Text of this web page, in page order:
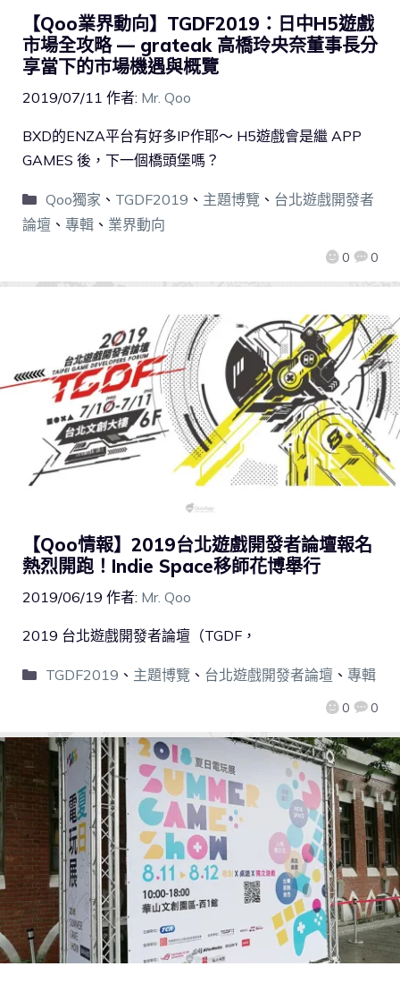
【Qoo業界動向】TGDF2019：日中H5遊戲
市場全攻略 — grateak 高橋玲央奈董事長分
享當下的市場機遇與概覽
2019/07/11 作者: Mr. Qoo
0 0
BXD的ENZA平台有好多IP作耶～ H5遊戲會是繼 APP
GAMES 後，下一個橋頭堡嗎？
Qoo獨家 、 TGDF2019 、 主題博覽 、 台北遊戲開發者
論壇 、 專輯 、 業界動向
【Qoo情報】2019台北遊戲開發者論壇報名
熱烈開跑！Indie Space移師花博舉行
2019/06/19 作者: Mr. Qoo
0 0
2019 台北遊戲開發者論壇（TGDF，
TGDF2019 、 主題博覽 、 台北遊戲開發者論壇 、 專輯